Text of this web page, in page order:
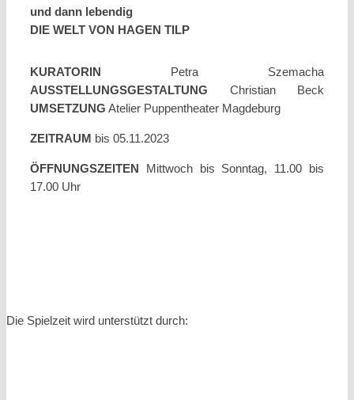
und dann lebendig
DIE WELT VON HAGEN TILP
KURATORIN Petra Szemacha
AUSSTELLUNGSGESTALTUNG Christian Beck
UMSETZUNG Atelier Puppentheater Magdeburg
ZEITRAUM bis 05.11.2023
ÖFFNUNGSZEITEN Mittwoch bis Sonntag, 11.00 bis
17.00 Uhr
Die Spielzeit wird unterstützt durch: